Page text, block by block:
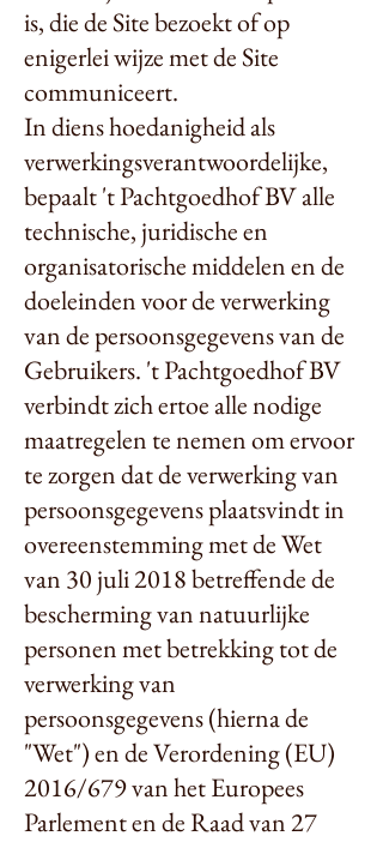
is, die de Site bezoekt of op
enigerlei wijze met de Site
communiceert.
In diens hoedanigheid als
verwerkingsverantwoordelijke,
bepaalt 't Pachtgoedhof BV alle
technische, juridische en
organisatorische middelen en de
doeleinden voor de verwerking
van de persoonsgegevens van de
Gebruikers. 't Pachtgoedhof BV
verbindt zich ertoe alle nodige
maatregelen te nemen om ervoor
te zorgen dat de verwerking van
persoonsgegevens plaatsvindt in
overeenstemming met de Wet
van 30 juli 2018 betreffende de
bescherming van natuurlijke
personen met betrekking tot de
verwerking van
persoonsgegevens (hierna de
"Wet") en de Verordening (EU)
2016/679 van het Europees
Parlement en de Raad van 27